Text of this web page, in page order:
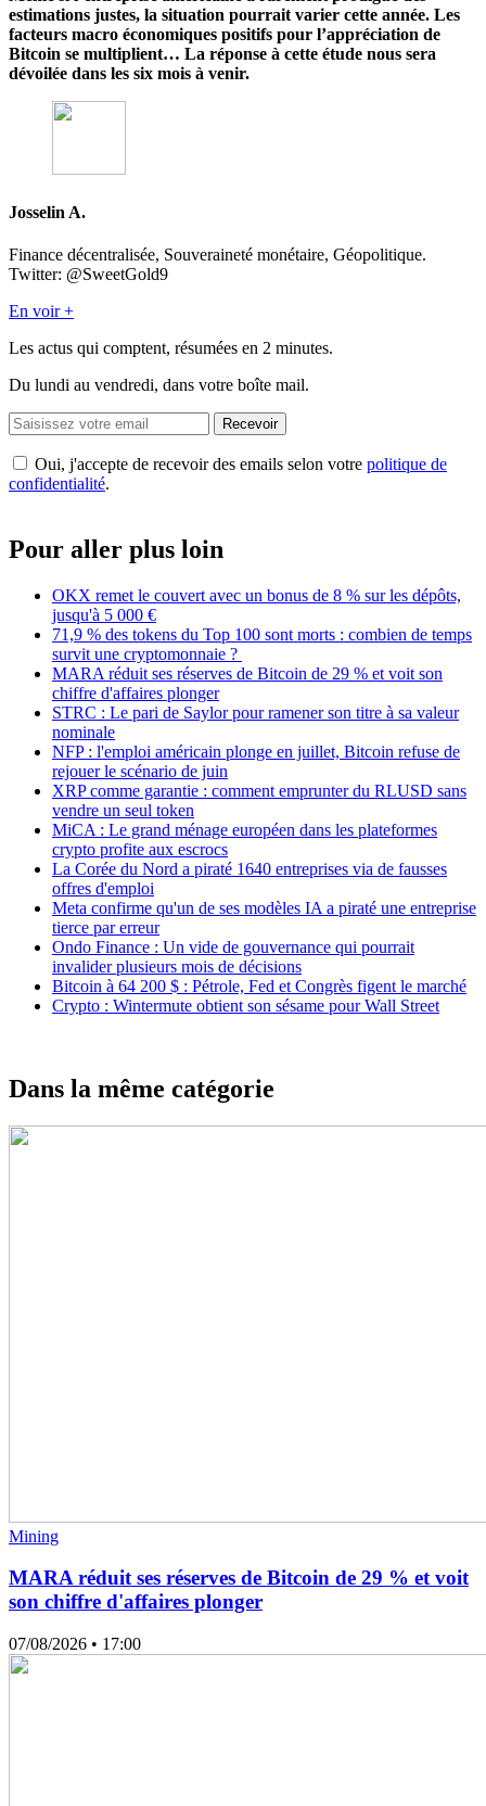
estimations justes, la situation pourrait varier cette année. Les
facteurs macro économiques positifs pour l’appréciation de
Bitcoin se multiplient… La réponse à cette étude nous sera
dévoilée dans les six mois à venir.
Josselin A.
Finance décentralisée, Souveraineté monétaire, Géopolitique.
Twitter: @SweetGold9
En voir +
Les actus qui comptent, résumées en 2 minutes.
Du lundi au vendredi, dans votre boîte mail.
Recevoir
Oui, j'accepte de recevoir des emails selon votre politique de
confidentialité.
Pour aller plus loin
OKX remet le couvert avec un bonus de 8 % sur les dépôts,
jusqu'à 5 000 €
71,9 % des tokens du Top 100 sont morts : combien de temps
survit une cryptomonnaie ?
MARA réduit ses réserves de Bitcoin de 29 % et voit son
chiffre d'affaires plonger
STRC : Le pari de Saylor pour ramener son titre à sa valeur
nominale
NFP : l'emploi américain plonge en juillet, Bitcoin refuse de
rejouer le scénario de juin
XRP comme garantie : comment emprunter du RLUSD sans
vendre un seul token
MiCA : Le grand ménage européen dans les plateformes
crypto profite aux escrocs
La Corée du Nord a piraté 1640 entreprises via de fausses
offres d'emploi
Meta confirme qu'un de ses modèles IA a piraté une entreprise
tierce par erreur
Ondo Finance : Un vide de gouvernance qui pourrait
invalider plusieurs mois de décisions
Bitcoin à 64 200 $ : Pétrole, Fed et Congrès figent le marché
Crypto : Wintermute obtient son sésame pour Wall Street
Dans la même catégorie
Mining
MARA réduit ses réserves de Bitcoin de 29 % et voit
son chiffre d'affaires plonger
07/08/2026 • 17:00